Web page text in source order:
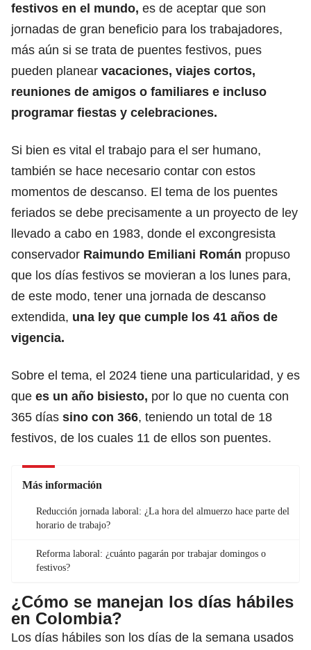
festivos en el mundo, es de aceptar que son
jornadas de gran beneficio para los trabajadores,
más aún si se trata de puentes festivos, pues
pueden planear vacaciones, viajes cortos,
reuniones de amigos o familiares e incluso
programar fiestas y celebraciones.
Si bien es vital el trabajo para el ser humano,
también se hace necesario contar con estos
momentos de descanso. El tema de los puentes
feriados se debe precisamente a un proyecto de ley
llevado a cabo en 1983, donde el excongresista
conservador Raimundo Emiliani Román propuso
que los días festivos se movieran a los lunes para,
de este modo, tener una jornada de descanso
extendida, una ley que cumple los 41 años de
vigencia.
Sobre el tema, el 2024 tiene una particularidad, y es
que es un año bisiesto, por lo que no cuenta con
365 días sino con 366, teniendo un total de 18
festivos, de los cuales 11 de ellos son puentes.
Más información
Reducción jornada laboral: ¿La hora del almuerzo hace parte del
horario de trabajo?
Reforma laboral: ¿cuánto pagarán por trabajar domingos o
festivos?
¿Cómo se manejan los días hábiles
en Colombia?
Los días hábiles son los días de la semana usados